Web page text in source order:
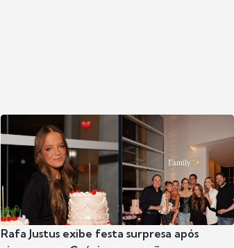
Rafa Justus exibe festa surpresa após